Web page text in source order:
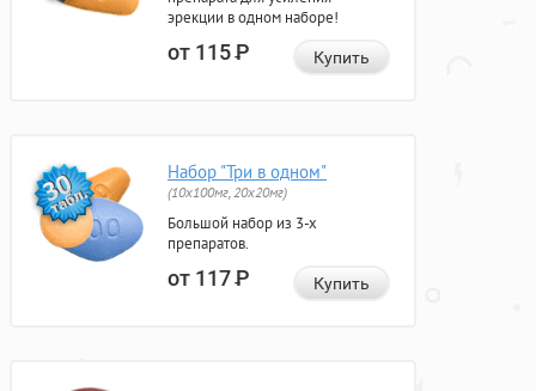
эрекции в одном наборе!
от 115Р Купить
Набор "Три в одном"
(10x100мг, 20x20мг)
Большой набор из 3-х
препаратов.
от 117Р Купить